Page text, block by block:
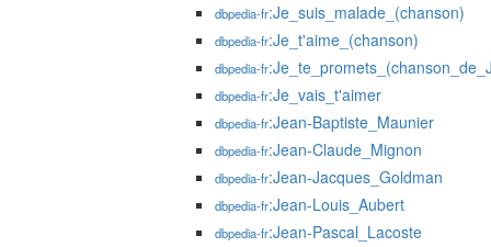
dbpedia-fr:Je_suis_malade_(chanson)
dbpedia-fr:Je_t'aime_(chanson)
dbpedia-fr
dbpedia-fr:Je_vais_t'aimer
dbpedia-fr:Jean-Baptiste_Maunier
dbpedia-fr:Jean-Claude_Mignon
dbpedia-fr:Jean-Jacques_Goldman
dbpedia-fr:Jean-Louis_Aubert
dbpedia-fr:Jean-Pascal_Lacoste